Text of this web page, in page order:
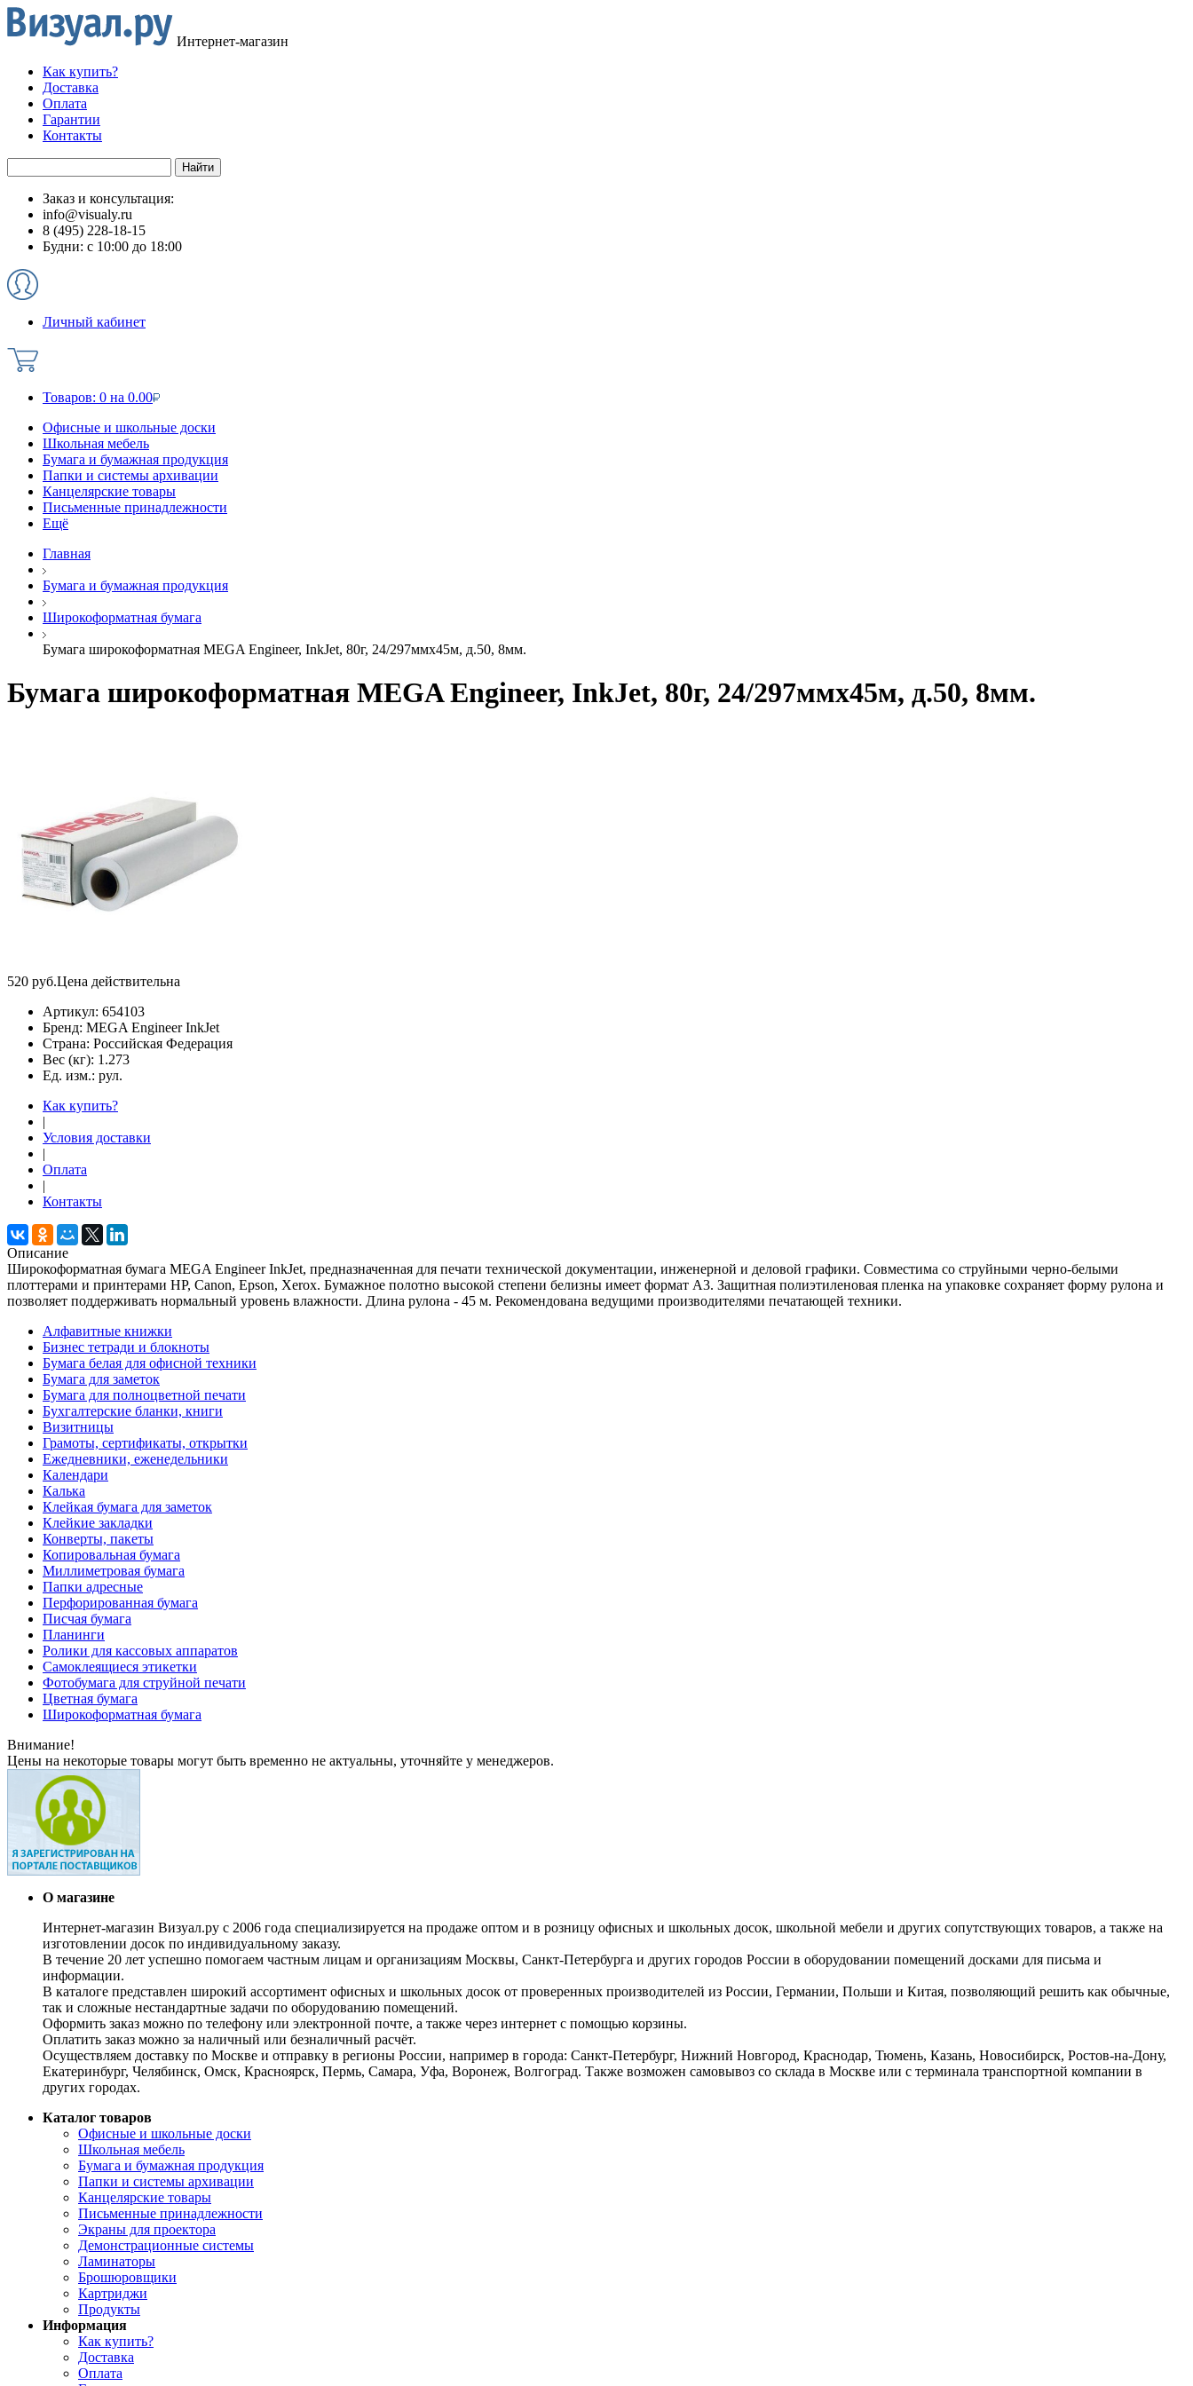
Интернет-магазин
Как купить?
Доставка
Оплата
Гарантии
Контакты
Заказ и консультация:
info@visualy.ru
8 (495) 228-18-15
Будни: с 10:00 до 18:00
Личный кабинет
Товаров: 0 на 0.00
Офисные и школьные доски
Школьная мебель
Бумага и бумажная продукция
Папки и системы архивации
Канцелярские товары
Письменные принадлежности
Ещё
Главная
Бумага и бумажная продукция
Широкоформатная бумага
Бумага широкоформатная MEGA Engineer, InkJet, 80г, 24/297ммх45м, д.50, 8мм.
Бумага широкоформатная MEGA Engineer, InkJet, 80г, 24/297ммх45м, д.50, 8мм.
520 руб.Цена действительна
Артикул: 654103
Бренд: MEGA Engineer InkJet
Страна: Российская Федерация
Вес (кг): 1.273
Ед. изм.: рул.
Как купить?
|
Условия доставки
|
Оплата
|
Контакты
Описание
Широкоформатная бумага MEGA Engineer InkJet, предназначенная для печати технической документации, инженерной и деловой графики. Совместима со струйными черно-белыми
плоттерами и принтерами НP, Сanon, Еpson, Xerox. Бумажное полотно высокой степени белизны имеет формат A3. Защитная полиэтиленовая пленка на упаковке сохраняет форму рулона и
позволяет поддерживать нормальный уровень влажности. Длина рулона - 45 м. Рекомендована ведущими производителями печатающей техники.
Алфавитные книжки
Бизнес тетради и блокноты
Бумага белая для офисной техники
Бумага для заметок
Бумага для полноцветной печати
Бухгалтерские бланки, книги
Визитницы
Грамоты, сертификаты, открытки
Ежедневники, еженедельники
Календари
Калька
Клейкая бумага для заметок
Клейкие закладки
Конверты, пакеты
Копировальная бумага
Миллиметровая бумага
Папки адресные
Перфорированная бумага
Писчая бумага
Планинги
Ролики для кассовых аппаратов
Самоклеящиеся этикетки
Фотобумага для струйной печати
Цветная бумага
Широкоформатная бумага
Внимание!
Цены на некоторые товары могут быть временно не актуальны, уточняйте у менеджеров.
О магазине
Интернет-магазин Визуал.ру с 2006 года специализируется на продаже оптом и в розницу офисных и школьных досок, школьной мебели и других сопутствующих товаров, а также на
изготовлении досок по индивидуальному заказу.
В течение 20 лет успешно помогаем частным лицам и организациям Москвы, Санкт-Петербурга и других городов России в оборудовании помещений досками для письма и
информации.
В каталоге представлен широкий ассортимент офисных и школьных досок от проверенных производителей из России, Германии, Польши и Китая, позволяющий решить как обычные,
так и сложные нестандартные задачи по оборудованию помещений.
Оформить заказ можно по телефону или электронной почте, а также через интернет с помощью корзины.
Оплатить заказ можно за наличный или безналичный расчёт.
Осуществляем доставку по Москве и отправку в регионы России, например в города: Санкт-Петербург, Нижний Новгород, Краснодар, Тюмень, Казань, Новосибирск, Ростов-на-Дону,
Екатеринбург, Челябинск, Омск, Красноярск, Пермь, Самара, Уфа, Воронеж, Волгоград. Также возможен самовывоз со склада в Москве или с терминала транспортной компании в
других городах.
Каталог товаров
Офисные и школьные доски
Школьная мебель
Бумага и бумажная продукция
Папки и системы архивации
Канцелярские товары
Письменные принадлежности
Экраны для проектора
Демонстрационные системы
Ламинаторы
Брошюровщики
Картриджи
Продукты
Информация
Как купить?
Доставка
Оплата